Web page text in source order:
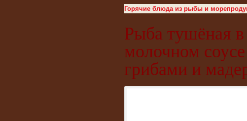
Горячие блюда из рыбы и
Рыба тушёная в
молочном
грибами и